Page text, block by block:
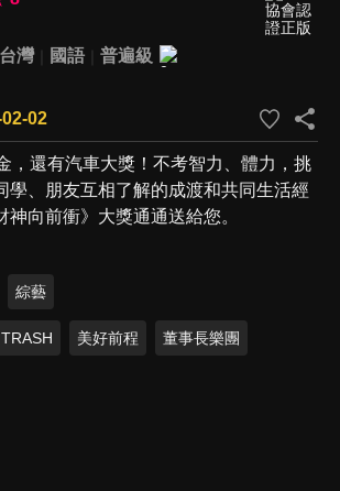
台灣 國語
普遍級
02
，還有汽車大獎！不考智力、體力，挑
學、朋友互相了解的成渡和共同生活經
神向前衝》大獎通通送給您。
綜藝
TRASH 美好前程 董事長樂團